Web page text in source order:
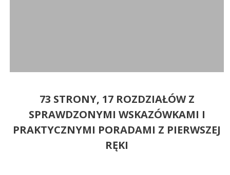
73 STRONY, 17 ROZDZIAŁÓW Z
SPRAWDZONYMI WSKAZÓWKAMI I
PRAKTYCZNYMI PORADAMI Z PIERWSZEJ
RĘKI